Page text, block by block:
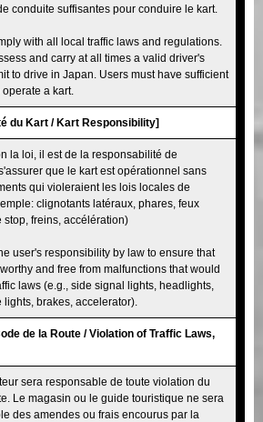
conduite suffisantes pour conduire le kart.
with all local traffic laws and regulations.
and carry at all times a valid driver's
to drive in Japan. Users must have sufficient
a kart.
du Kart / Kart Responsibility]
la loi, il est de la responsabilité de
que le kart est opérationnel sans
qui violeraient les lois locales de
clignotants latéraux, phares, feux
stop, freins, accélération)
user's responsibility by law to ensure that
and free from malfunctions that would
laws (e.g., side signal lights, headlights,
brakes, accelerator).
de la Route / Violation of Traffic Laws,
sera responsable de toute violation du
Le magasin ou le guide touristique ne sera
des amendes ou frais encourus par la